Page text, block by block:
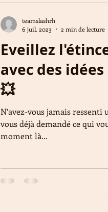
Eveillez
avec des
💥
N’avez-vous jamais ressenti
vous déjà demandé ce qui
moment là...
teamslashrh
6 juil. 2023
2 min de lecture